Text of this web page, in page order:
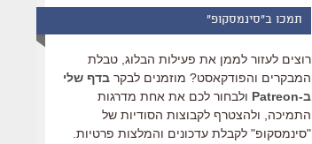
תמכו ב"סינמסקופ"
רוצים לעזור לממן את פעילות הבלוג, טבלת
המבקרים והפודקאסט? מוזמנים לבקר בדף שלי
ב-Patreon
ולבחור לכם את אחת מדרגות
התמיכה, ולהצטרף לקבוצות הסודיות של
"סינמסקופ" לקבלת עדכונים והמלצות פרטיות.